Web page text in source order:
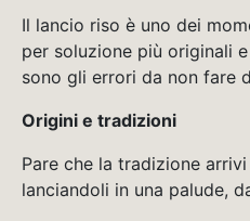
Il lancio riso è uno dei
per soluzione più originali
sono gli errori da non fare
Origini e tradizioni
Pare che la tradizione
lanciandoli in una palude,